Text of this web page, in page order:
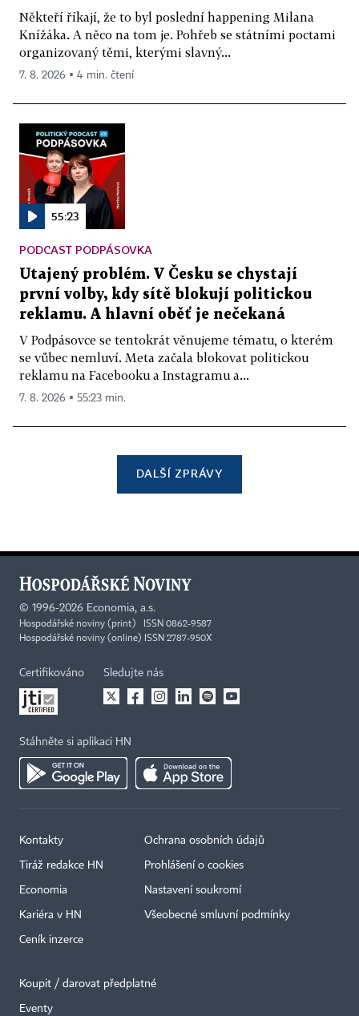
Někteří říkají, že to byl poslední happening Milana
Knížáka. A něco na tom je. Pohřeb se státními poctami
organizovaný těmi, kterými slavný...
7. 8. 2026 ▪ 4 min. čtení
55:23
PODCAST PODPÁSOVKA
Utajený problém. V Česku se chystají
první volby, kdy sítě blokují politickou
reklamu. A hlavní oběť je nečekaná
V Podpásovce se tentokrát věnujeme tématu, o kterém
se vůbec nemluví. Meta začala blokovat politickou
reklamu na Facebooku a Instagramu a...
7. 8. 2026 ▪ 55:23 min.
DALŠÍ ZPRÁVY
© 1996-2026 Economia, a.s.
Hospodářské noviny (print) ISSN 0862-9587
Hospodářské noviny (online) ISSN 2787-950X
Certifikováno Sledujte nás
Stáhněte si aplikaci HN
Kontakty
Tiráž redakce HN
Economia
Kariéra v HN
Ceník inzerce
Ochrana osobních údajů
Prohlášení o cookies
Nastavení soukromí
Všeobecné smluvní podmínky
Koupit / darovat předplatné
Eventy